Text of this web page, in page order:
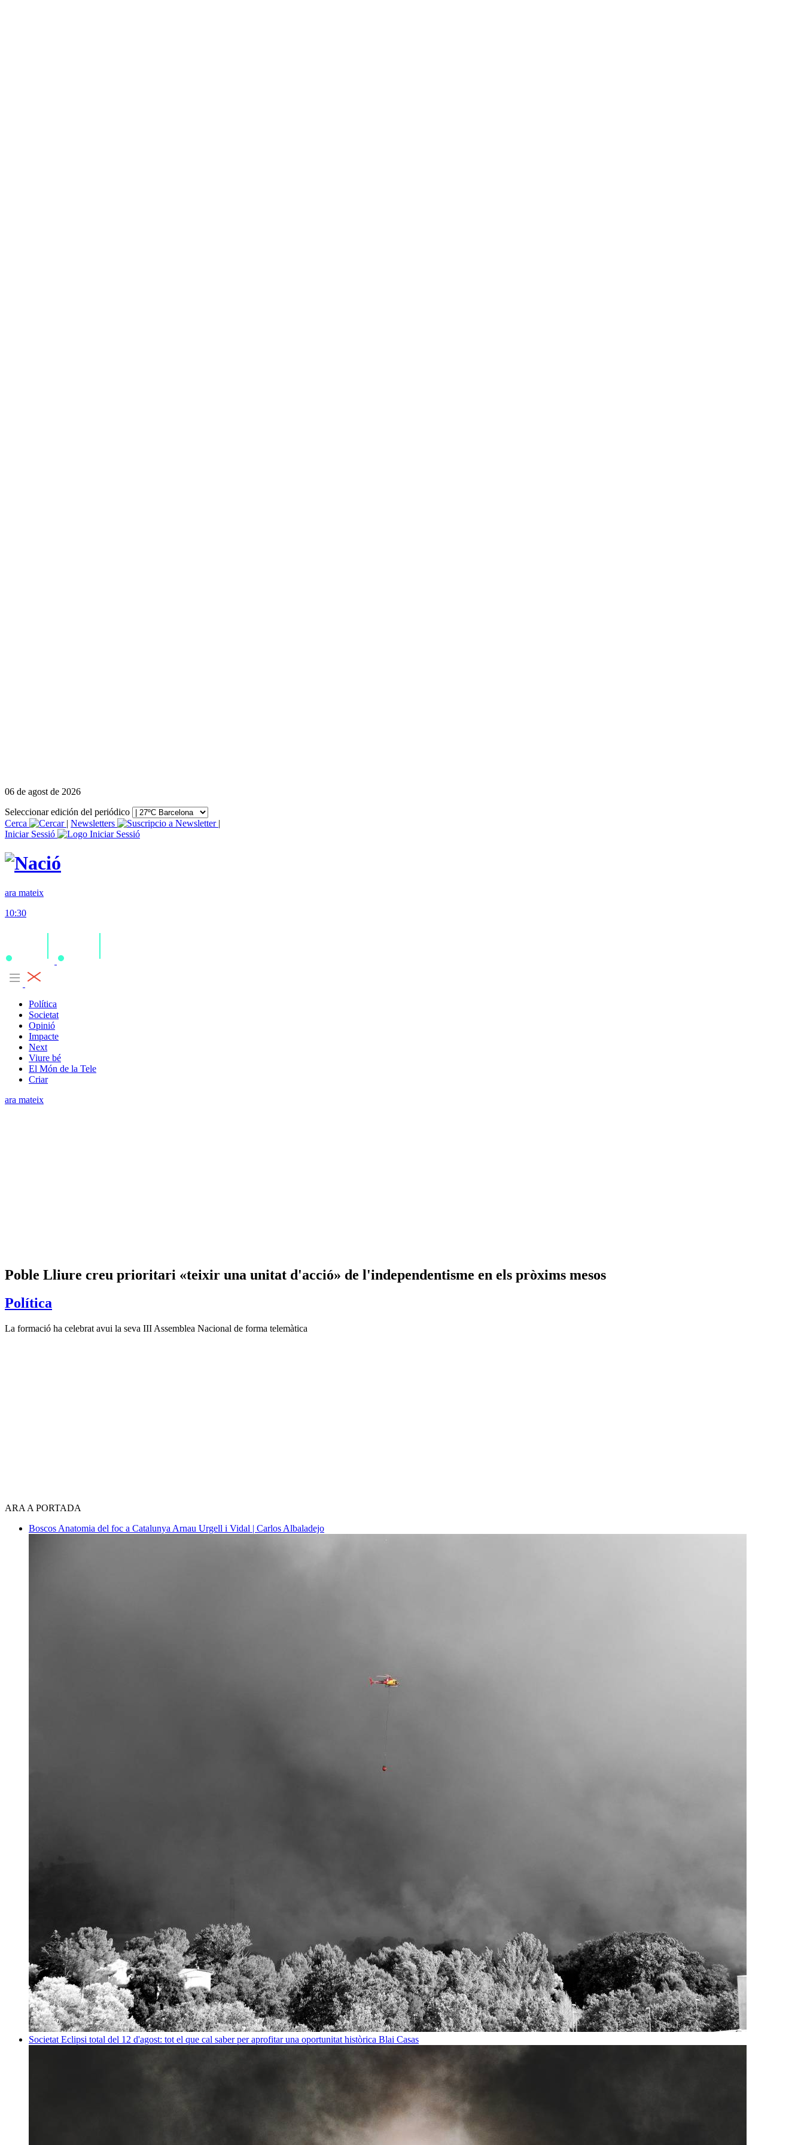
06 de agost de 2026
Seleccionar edición del periódico
Cerca
| Newsletters
|
Iniciar Sessió
ara mateix
10:30
Política
Societat
Opinió
Impacte
Next
Viure bé
El Món de la Tele
Criar
ara mateix
Poble Lliure creu prioritari «teixir una unitat d'acció» de l'independentisme en els pròxims mesos
Política
La formació ha celebrat avui la seva III Assemblea Nacional de forma telemàtica
ARA A PORTADA
Boscos Anatomia del foc a Catalunya Arnau Urgell i Vidal | Carlos Albaladejo
Societat Eclipsi total del 12 d'agost: tot el que cal saber per aprofitar una oportunitat històrica Blai Casas